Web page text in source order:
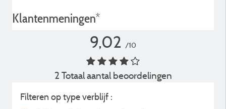
Klantenmeningen*
9,02 /10
2 Totaal aantal beoordelingen
Filteren op type verblijf :